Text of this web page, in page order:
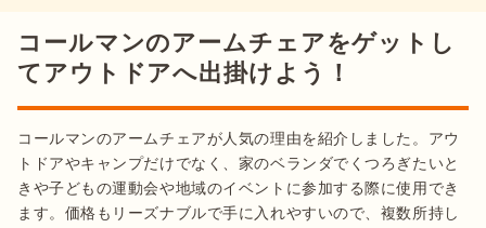
コールマンのアームチェアをゲットし
てアウトドアへ出掛けよう！
コールマンのアームチェアが人気の理由を紹介しました。アウ
トドアやキャンプだけでなく、家のベランダでくつろぎたいと
きや子どもの運動会や地域のイベントに参加する際に使用でき
ます。価格もリーズナブルで手に入れやすいので、複数所持し